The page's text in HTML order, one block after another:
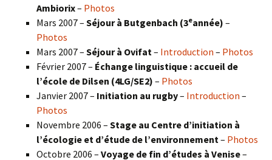
Ambiorix– Photos
Mars 2007 – Séjour à Butgenbach (3eannée) –
Photos
Mars 2007 – Séjour à Ovifat – Introduction – Photos
Février 2007 – Échange linguistique : accueil de
l’école de Dilsen (4LG/SE2) – Photos
Janvier 2007 – Initiation au rugby– Introduction –
Photos
Novembre 2006 – Stage au Centre d’initiation à
l’écologie et d’étude de l’environnement – Photos
Octobre 2006 – Voyage de fin d’études à Venise–